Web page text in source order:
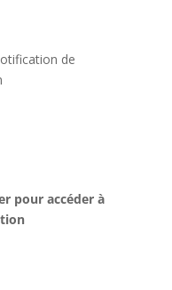
de
pour accéder à